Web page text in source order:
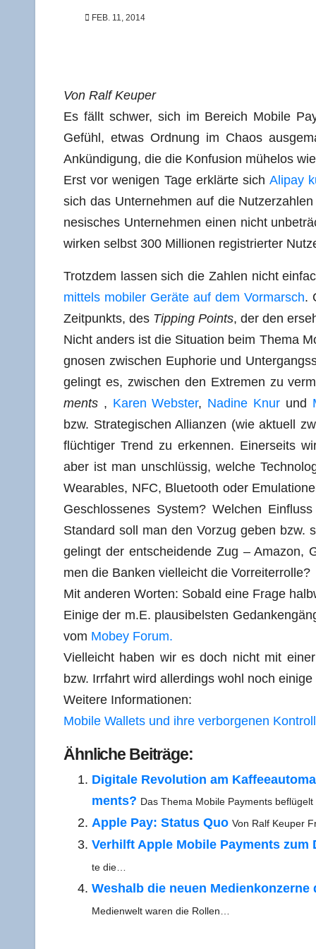
FEB. 11, 2014
Von Ralf Keuper
Es fällt schwer, sich im Bereich Mobi­le
Gefühl, etwas Ord­nung im Cha­os
Ankün­di­gung, die die Kon­fu­si­on mühe­los
Erst vor weni­gen Tage erklär­te sichAli­pay
sich das Unter­neh­men auf die
ne­si­sches Unter­neh­men einen nicht
wir­ken selbst 300 Mil­lio­nen regis­trier­ter
Trotz­dem las­sen sich die Zah­len nicht
mit­tels mobi­ler Gerä­te auf dem Vor­marsch.
Zeit­punkts, des Tip­ping Points, der den
Nicht anders ist die Situa­ti­on beim The­ma
gno­sen zwi­schen Eupho­rie und
gelingt es, zwi­schen den Extre­men zu
ments , Karen Webs­ter, Nadi­ne Knur und
bzw. Stra­te­gi­schen Alli­an­zen (wie aktu­ell
flüch­ti­ger Trend zu erken­nen. Einer­seits
aber ist man unschlüs­sig, wel­che
Weara­bles, NFC, Blue­tooth oder
Geschlos­se­nes Sys­tem? Wel­chen
Stan­dard soll man den Vor­zug geben bzw.
gelingt der ent­schei­den­de Zug – Ama­zon,
men die Ban­ken viel­leicht die Vorreiterrolle?
Mit ande­ren Wor­ten: Sobald eine Fra­ge
Eini­ge der m.E. plau­si­bels­ten
vom Mobey Forum.
Viel­leicht haben wir es doch nicht mit
bzw. Irr­fahrt wird aller­dings wohl noch
Wei­te­re Informationen:
Mobi­le Wal­lets und ihre ver­bor­ge­nen
Ähn­li­che Beiträge:
Digi­ta­le Revo­lu­ti­on am
ments? Das The­ma Mobi­le Pay­ments
Apple Pay: Sta­tus Quo Von Ralf Keu­per
Ver­hilft Apple Mobi­le Pay­ments zum
te die…
Wes­halb die neu­en
Medi­en­welt waren die Rollen…